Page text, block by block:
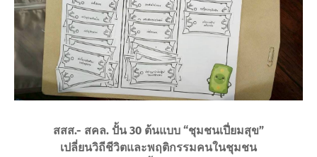
สสส.- สคล. ปั้น 30 ต้นแบบ “ชุมชนเปี่ยมสุข”
เปลี่ยนวิถีชีวิตและพฤติกรรมคนในชุมชน